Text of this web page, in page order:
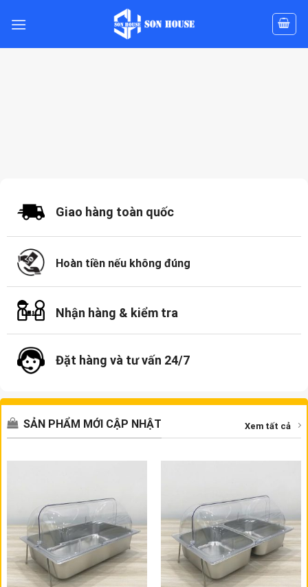
Giao hàng toàn quốc
Hoàn tiền nếu không đúng
Nhận hàng & kiểm tra
Đặt hàng và tư vấn 24/7
SẢN PHẨM MỚI CẬP NHẬT Xem tất cả